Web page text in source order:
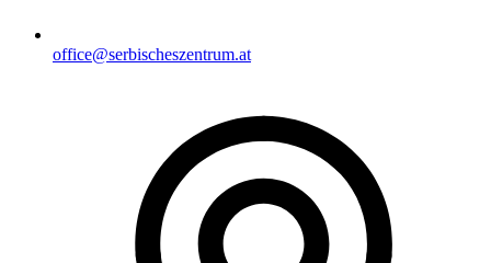
office@serbischeszentrum.at